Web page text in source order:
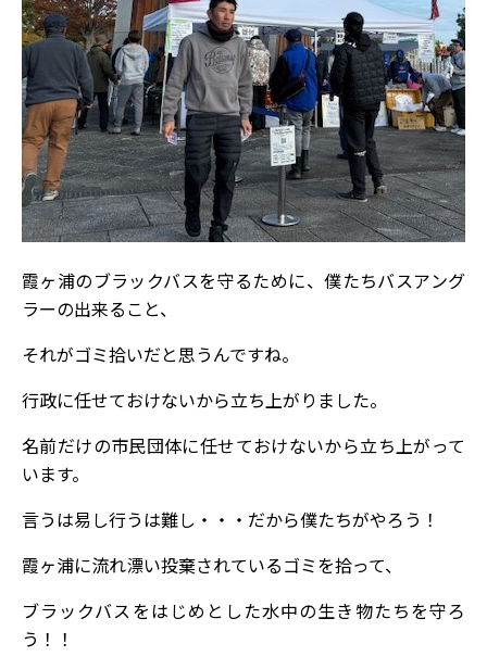
霞ヶ浦のブラックバスを守るために、僕たちバスアング
ラーの出来ること、
それがゴミ拾いだと思うんですね。
行政に任せておけないから立ち上がりました。
名前だけの市民団体に任せておけないから立ち上がって
います。
言うは易し行うは難し・・・だから僕たちがやろう！
霞ヶ浦に流れ漂い投棄されているゴミを拾って、
ブラックバスをはじめとした水中の生き物たちを守ろ
う！！